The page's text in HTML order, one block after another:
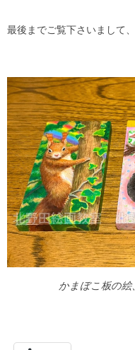
最後までご覧下さいまして
かまぼこ板の絵